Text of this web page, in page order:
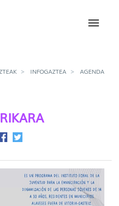
INFOGAZTEA
AGENDA
en partekatu
Twitter-en partekatu